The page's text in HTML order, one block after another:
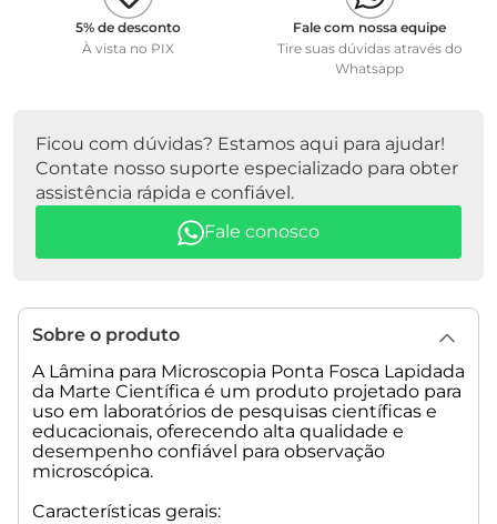
• Cantos: Cantos de 90°.
Peso Líquido: 0,1 kg
5% de desconto
À vista no PIX
Fale com nossa equipe
Tire suas dúvidas através do
Whatsapp
Ficou com dúvidas? Estamos aqui para ajudar!
Contate nosso suporte especializado para obter
assistência rápida e confiável.
Fale conosco
Sobre o produto
A Lâmina para Microscopia Ponta Fosca Lapidada
da Marte Científica é um produto projetado para
uso em laboratórios de pesquisas científicas e
educacionais, oferecendo alta qualidade e
desempenho confiável para observação
microscópica.
Características gerais: